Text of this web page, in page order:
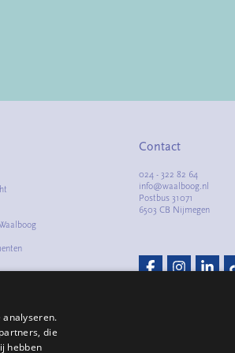
Contact
024 - 322 82 64
info@waalboog.nl
Postbus 31071
6503 CB Nijmegen
die
hebben